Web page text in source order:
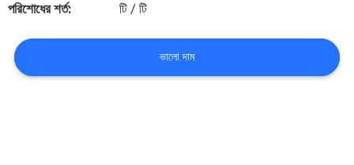
মান
নিয়ন্ত্রণ
পরিশোধের শর্ত:
টি / টি
ভালো দাম